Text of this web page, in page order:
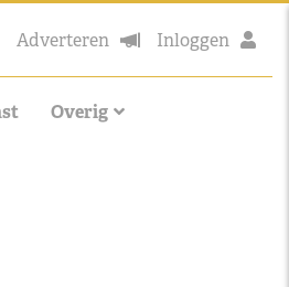
Adverteren Inloggen
Overig